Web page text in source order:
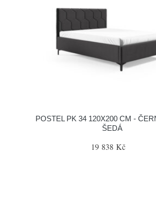
POSTEL PK 34 120X200 CM -
ŠEDÁ
19 838 Kč